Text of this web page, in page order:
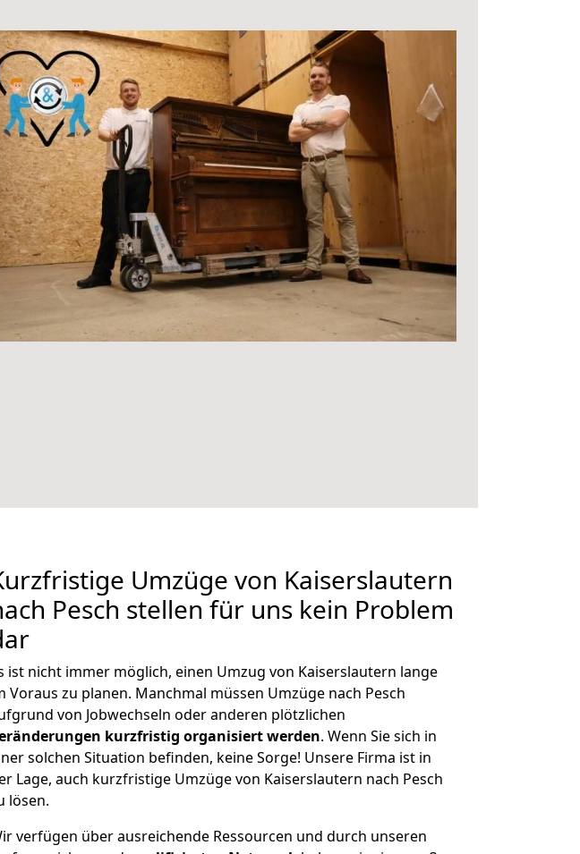
Umzüge von Kaiserslautern
Pesch stellen für uns kein Problem
ist nicht immer möglich, einen Umzug von Kaiserslautern lange
Voraus zu planen. Manchmal müssen Umzüge nach Pesch
von Jobwechseln oder anderen plötzlichen
kurzfristig organisiert werden. Wenn Sie sich in
solchen Situation befinden, keine Sorge! Unsere Firma ist in
Lage, auch kurzfristige Umzüge von Kaiserslautern nach Pesch
lösen.
verfügen über ausreichende Ressourcen und durch unseren